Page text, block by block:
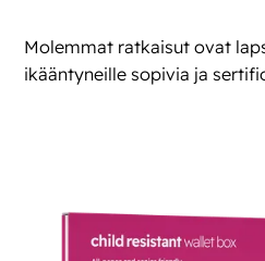
Molemmat ratkaisut ovat
ikääntyneille sopivia ja